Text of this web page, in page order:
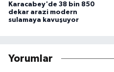
Karacabey'de 38 bin 850
dekar arazi modern
sulamaya kavuşuyor
Yorumlar